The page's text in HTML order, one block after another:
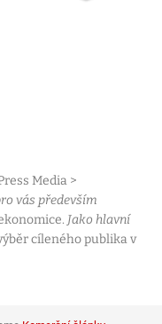
Media >
vás především
Jako hlavní
cíleného publika v